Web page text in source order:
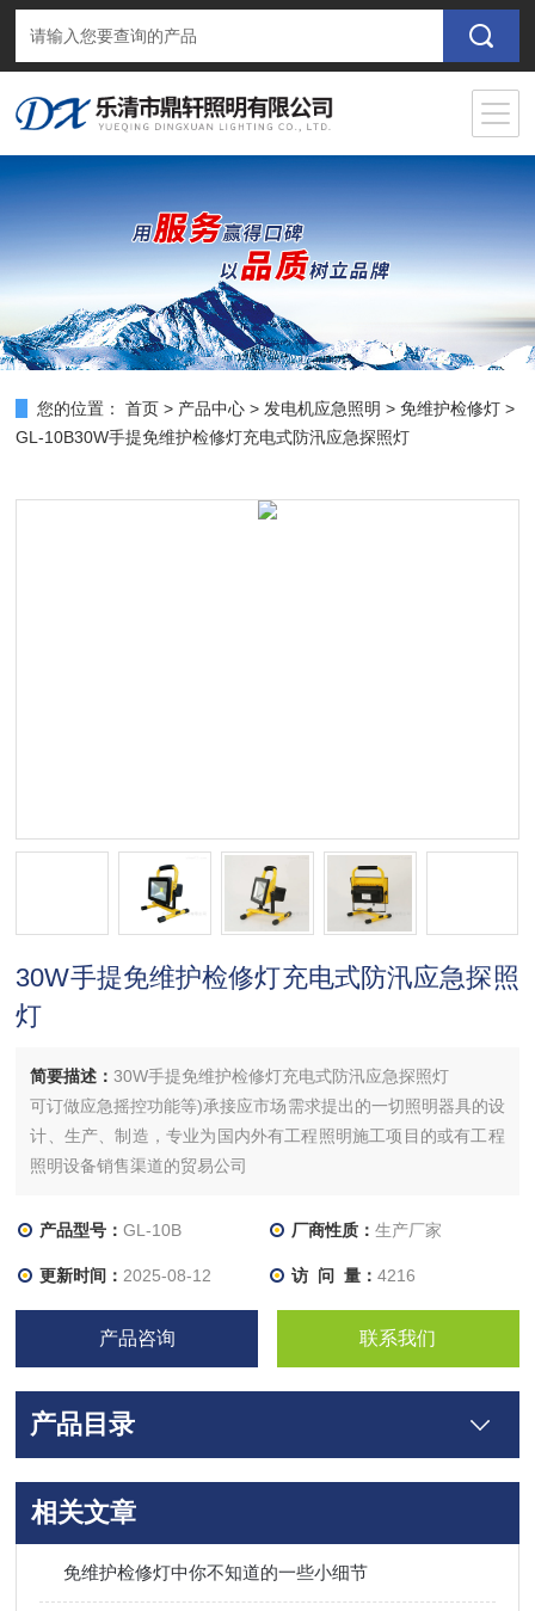
您的位置： 首页 > 产品中心 > 发电机应急照明 >免维护检修灯 >
GL-10B30W手提免维护检修灯充电式防汛应急探照灯
30W手提免维护检修灯充电式防汛应急探照
灯
简要描述：30W手提免维护检修灯充电式防汛应急探照灯
可订做应急摇控功能等)承接应市场需求提出的一切照明器具的设
计、生产、制造，专业为国内外有工程照明施工项目的或有工程
照明设备销售渠道的贸易公司
产品型号：GL-10B 厂商性质： 生产厂家
更新时间： 2025-08-12 访 问 量： 4216
产品咨询 联系我们
产品目录
相关文章
免维护检修灯中你不知道的一些小细节